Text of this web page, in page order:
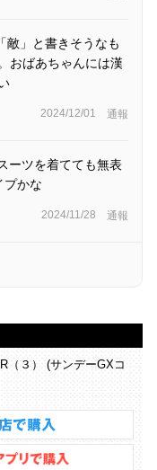
敵」と書きそうなも
おばあちゃんには漢
2024/12/01 通報
ーツを着てても無表
プかな
2024/11/28 通報
（３） (サンデーGXコ